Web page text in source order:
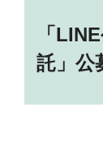
「
託」公